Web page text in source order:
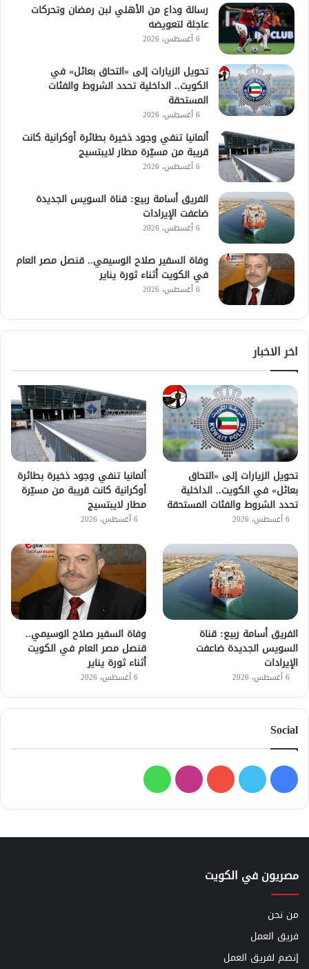
رسالة وداع من الأهلي لبن رمضان وتحركات
عاجلة لتعويضه
6 أغسطس، 2026
تحويل الزيارات إلى «التحاق بعائل» في
الكويت.. الداخلية تحدد الشروط والفئات
المستحقة
6 أغسطس، 2026
ألمانيا تنفي وجود ذخيرة بطائرة أوكرانية كانت
قريبة من مسيّرة مطار لايبتسيج
6 أغسطس، 2026
الفريق أسامة ربيع: قناة السويس الجديدة
ضاعفت الإيرادات
6 أغسطس، 2026
وفاة السفير صلاح الوسيمي.. قنصل مصر العام
في الكويت أثناء ثورة يناير
6 أغسطس، 2026
اخر الاخبار
تحويل الزيارات إلى «التحاق
بعائل» في الكويت.. الداخلية
تحدد الشروط والفئات المستحقة
6 أغسطس، 2026
ألمانيا تنفي وجود ذخيرة بطائرة
أوكرانية كانت قريبة من مسيّرة
مطار لايبتسيج
6 أغسطس، 2026
الفريق أسامة ربيع: قناة
السويس الجديدة ضاعفت
الإيرادات
6 أغسطس، 2026
وفاة السفير صلاح الوسيمي..
قنصل مصر العام في الكويت
أثناء ثورة يناير
6 أغسطس، 2026
Social
فيسبوك
تويتر يوتيوبانستقرامواتساب
مصريون في الكويت
من نحن
فريق العمل
إنضم لفريق العمل